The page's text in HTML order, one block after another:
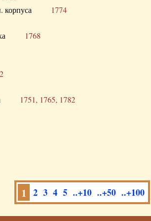
корпуса 1774
1768
1751, 1765, 1782
1 2 3 4 5 ..+10 ..+50 ..+100